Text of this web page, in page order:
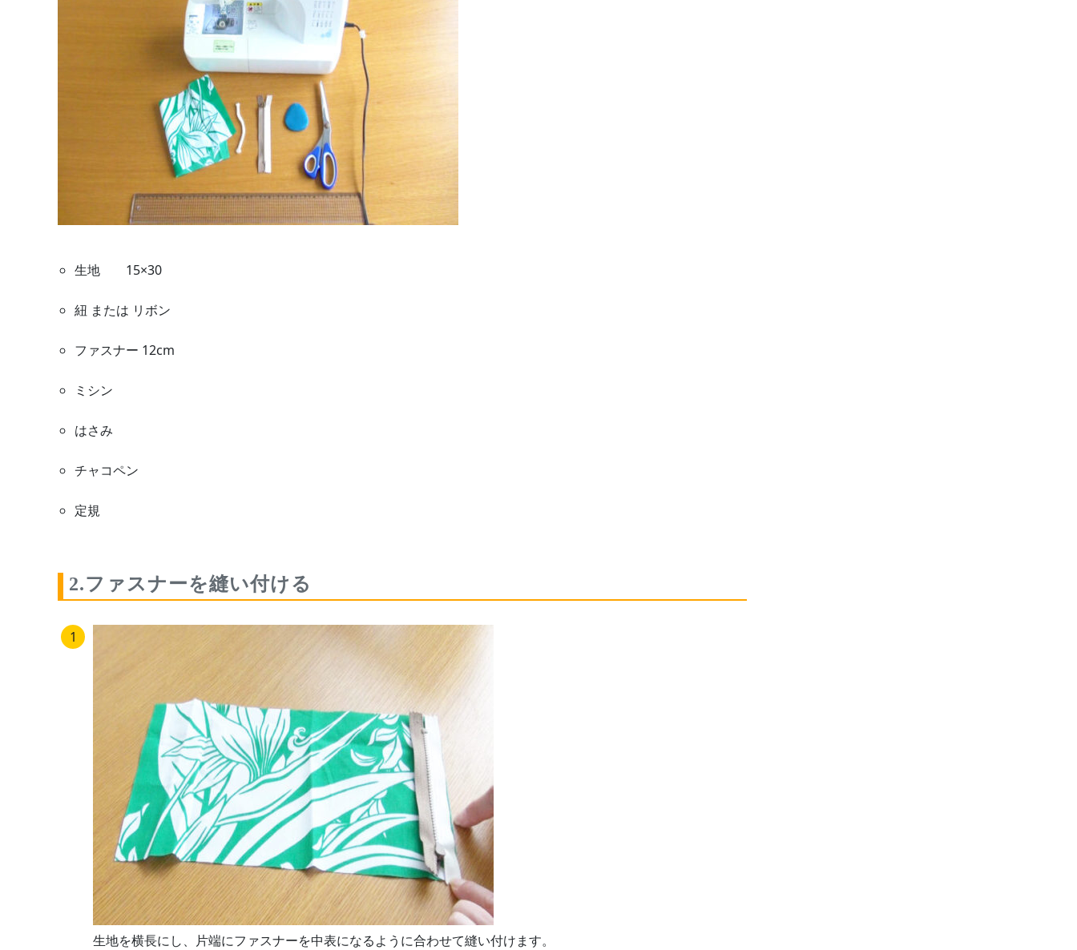
生地 15×30
紐 または リボン
ファスナー 12cm
ミシン
はさみ
チャコペン
定規
2.ファスナーを縫い付ける
生地を横長にし、片端にファスナーを中表になるように合わせて縫い付けます。